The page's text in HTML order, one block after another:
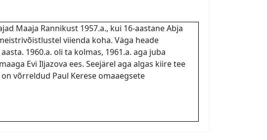
Maaja Rannikust 1957.a., kui 16-aastane Abja
viienda koha. Väga heade
1960.a. oli ta kolmas, 1961.a. aga juba
Evi Iljazova ees. Seejärel aga algas kiire tee
võrreldud Paul Kerese omaaegsete